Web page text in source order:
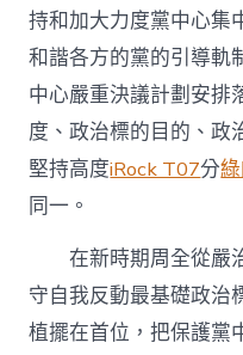
持和加大力度黨中心集
和諧各方的黨的引導軌
中心嚴重決議計劃安排
度、政治標的目的、政
堅持高度iRock T07分
同一。
在新時期周全從嚴
守自我反動最基礎政治
植擺在首位，把保護黨